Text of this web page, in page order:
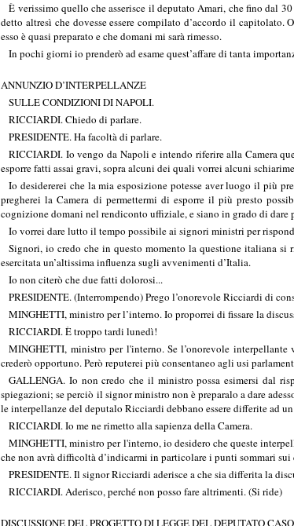
È verissimo quello che asserisce il deputato Amari, che fino dal
detto altresì che dovesse essere compilato d’accordo il
esso è quasi preparato e che domani mi sarà rimesso.
In pochi giorni io prenderò ad esame quest’affare di tanta
ANNUNZIO D’INTERPELLANZE
SULLE CONDIZIONI DI NAPOLI.
RICCIARDI. Chiedo di parlare.
PRESIDENTE. Ha facoltà di parlare.
RICCIARDI. Io vengo da Napoli e intendo riferire alla Camera
esporre fatti assai gravi, sopra alcuni dei quali vorrei alcuni
Io desidererei che la mia esposizione potesse aver luogo il più
pregherei la Camera di permettermi di esporre il più presto
cognizione domani nel rendiconto uffiziale, e siano in grado di dare
Io vorrei dare lutto il tempo possibile ai signori ministri per
Signori, io credo che in questo momento la questione italiana
esercitata un’altissima influenza sugli avvenimenti d’Italia.
Io non citerò che due fatti dolorosi...
PRESIDENTE. (Interrompendo) Prego l’onorevole Ricciardi di
MINGHETTI, ministro per l’interno. Io proporrei di fissare la
RICCIARDI. È troppo tardi lunedì!
MINGHETTI, ministro per l'interno. Se l’onorevole
crederò opportuno. Però reputerei più consentaneo agli usi
GALLENGA. Io non credo che il ministro possa esimersi dal
spiegazioni; se perciò il signor ministro non è preparalo a dare
le interpellanze del deputalo Ricciardi debbano essere differite ad
RICCIARDI. Io me ne rimetto alla sapienza della Camera.
MINGHETTI, ministro per l'interno, io desidero che queste
che non avrà difficoltà d’indicarmi in particolare i punti sommari
PRESIDENTE. Il signor Ricciardi aderisce a che sia differita la
RICCIARDI. Aderisco, perché non posso fare altrimenti. (Si ride)
DISCUSSIONE DEL PROGETTO DI LEGGE DEL DEPUTATO